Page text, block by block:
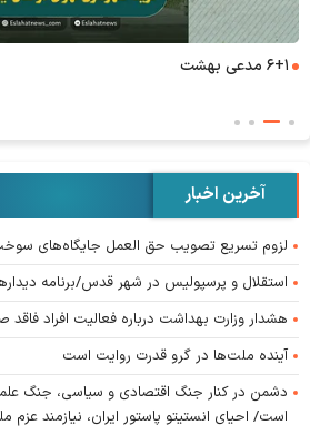
۶+۱ مدعی بهشت
آخرین اخبار
لزوم تسریع تصویب حق العمل جایگاه‌های
استقلال و پرسپولیس در شهر قدس/برنامه
هشدار وزارت بهداشت درباره فعالیت افراد
آینده ملت‌ها در گرو قدرت روایت است
دشمن در کنار جنگ اقتصادی و سیاسی، جنگ علمی
است/ احیای انستیتو پاستور ایران، نیازمند عزم